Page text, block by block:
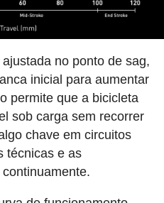
no ponto de sag,
inicial para aumentar
permite que a bicicleta
sob carga sem recorrer
chave em circuitos
técnicas e as